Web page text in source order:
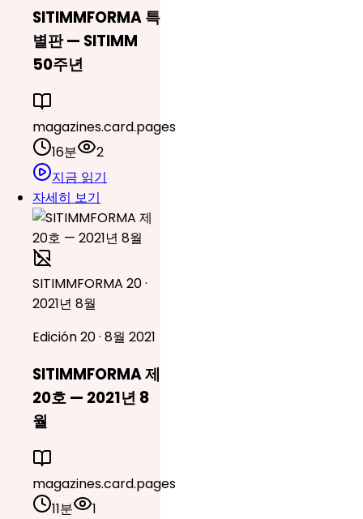
SITIMMFORMA 특
별판 — SITIMM
50주년
magazines.card.pages
16분
2
지금 읽기
자세히 보기
SITIMMFORMA 20 ·
2021년 8월
Edición 20 · 8월 2021
SITIMMFORMA 제
20호 — 2021년 8
월
magazines.card.pages
11분
1